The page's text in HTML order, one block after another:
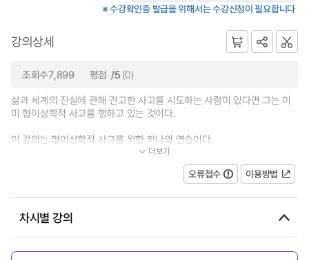
※ 수강확인증 발급을 위해서는 수강신청이 필요합니다
강의상세
조회수7,899 평점 /5 (0)
삶과 세계의 진실에 관해 견고한 사고를 시도하는 사람이 있다면 그는 이
미 형이상학적 사고를 행하고 있는 것이다.
이 강의는 형이상학적 사고를 위한 하나의 연습이다.
더보기
오류접수 이용방법
차시별 강의